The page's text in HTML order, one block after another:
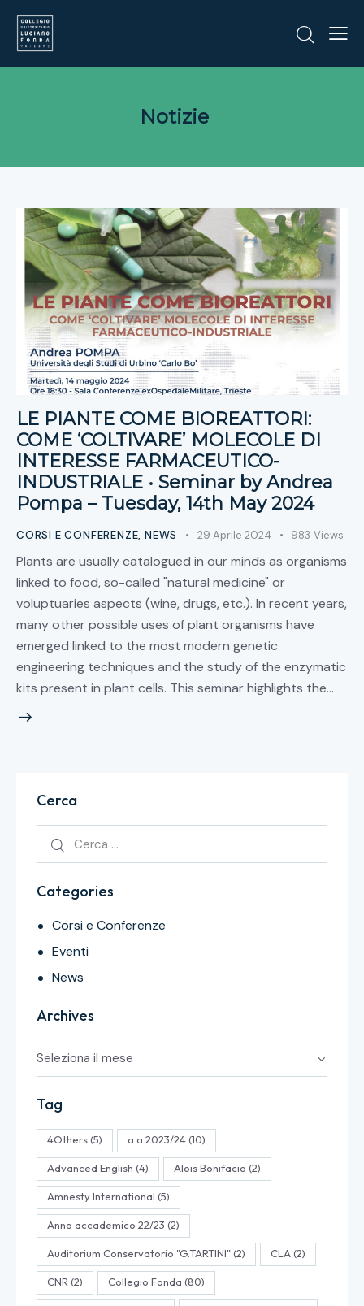
Notizie
LE PIANTE COME BIOREATTORI:
COME ‘COLTIVARE’ MOLECOLE DI
INTERESSE FARMACEUTICO-
INDUSTRIALE • Seminar by Andrea
Pompa – Tuesday, 14th May 2024
CORSI E CONFERENZE,NEWS 29 Aprile 2024 983 Views
Plants are usually catalogued in our minds as organisms
linked to food, so-called "natural medicine" or
voluptuaries aspects (wine, drugs, etc.). In recent years,
many other possible uses of plant organisms have
emerged linked to the most modern genetic
engineering techniques and the study of the enzymatic
kits present in plant cells. This seminar highlights the…
Cerca
Categories
Corsi e Conferenze
Eventi
News
Archives
Tag
4Others(5) a.a 2023/24(10)
Advanced English (4) Alois Bonifacio (2)
Amnesty International (5)
Anno accademico 22/23 (2)
Auditorium Conservatorio "G.TARTINI"(2) CLA (2)
CNR (2) Collegio Fonda (80)